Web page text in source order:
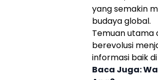
yang semakin
budaya global.
Temuan utama
berevolusi
informasi baik
Baca Juga: